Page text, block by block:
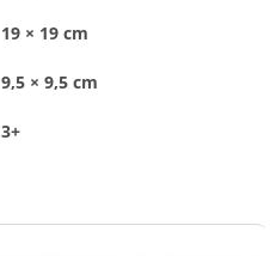
19 × 19 cm
9,5 × 9,5 cm
3+